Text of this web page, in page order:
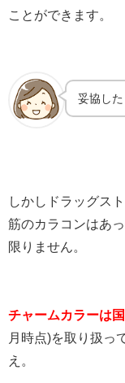
ことができます。
妥協した
しかしドラッグス
筋のカラコンはあ
限りません。
チャームカラーは
月時点)を取り扱っ
え。